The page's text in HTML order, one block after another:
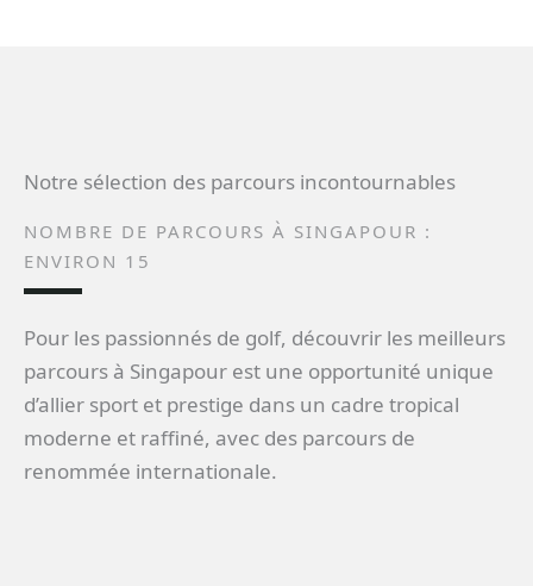
Notre sélection des parcours incontournables
NOMBRE DE PARCOURS À SINGAPOUR :
ENVIRON 15
Pour les passionnés de golf, découvrir les meilleurs
parcours à Singapour est une opportunité unique
d’allier sport et prestige dans un cadre tropical
moderne et raffiné, avec des parcours de
renommée internationale.